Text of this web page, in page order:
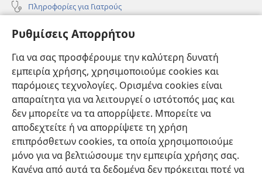
Ρυθμίσεις Απορρήτου
Για να σας προσφέρουμε την καλύτερη δυνατή
εμπειρία χρήσης, χρησιμοποιούμε cookies και
παρόμοιες τεχνολογίες. Ορισμένα cookies είναι
απαραίτητα για να λειτουργεί ο ιστότοπός μας και
δεν μπορείτε να τα απορρίψετε. Μπορείτε να
αποδεχτείτε ή να απορρίψετε τη χρήση
επιπρόσθετων cookies, τα οποία χρησιμοποιούμε
μόνο για να βελτιώσουμε την εμπειρία χρήσης σας.
Κανένα από αυτά τα δεδομένα δεν πρόκειται ποτέ να
Πληροφορίες για Γιατρούς
Πληροφορίες για Επίσημους Φορείς και ΜΜΕ
Συνεισφορές
(ανοίγει
παράθυρο)ΔΙΑΔΙΚΤΥΑΚΗ ΒΙΒΛΙΟΘΗΚΗ της Σκοπιάς™
(ανοίγει
νέο
παράθυρο)
JW Hub ®
(ανοίγει
νέο
παράθυρο)JW Library®